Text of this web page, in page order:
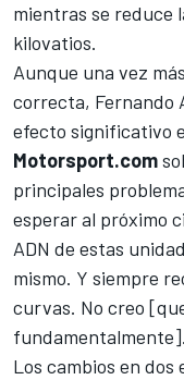
mientras se reduce
kilovatios.
Aunque una vez
correcta, Fernando
efecto significativo
Motorsport.com
principales
esperar al próximo
ADN de estas
mismo. Y siempre
curvas. No creo
Los cambios en dos